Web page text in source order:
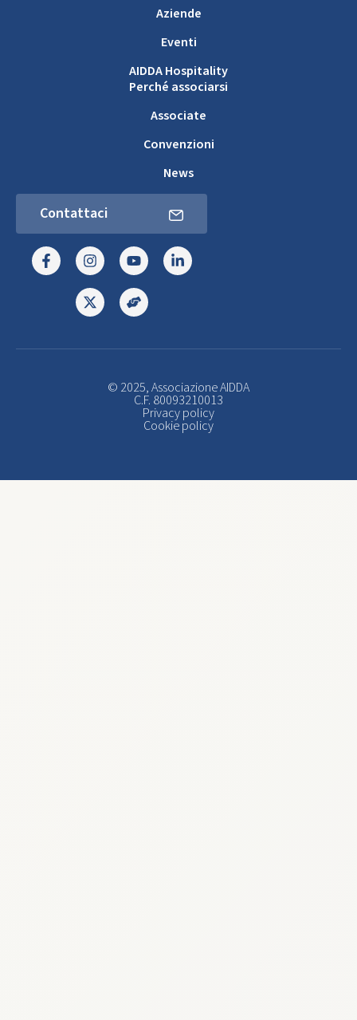
Aziende
Eventi
AIDDA Hospitality
Perché associarsi
Associate
Convenzioni
News
Contattaci
© 2025, Associazione AIDDA
C.F. 80093210013
Privacy policy
Cookie policy